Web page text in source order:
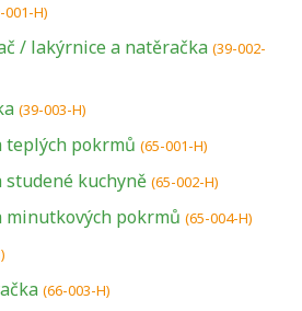
001-H)
/ lakýrnice a natěračka (39-002-
(39-003-H)
teplých pokrmů (65-001-H)
kuchyně (65-002-H)
minutkových pokrmů (65-004-H)
(66-003-H)
profesních kvalifikací.